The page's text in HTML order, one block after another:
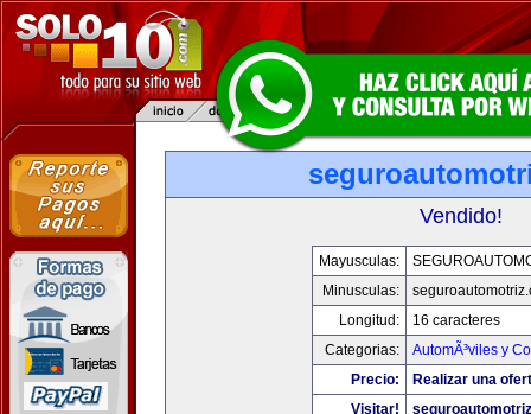
Vendido!
Mayusculas:
Minusculas:
Longitud:
16 caracteres
Categorias:
AutomÃ³viles y
Precio:
Realizar una
Visitar!